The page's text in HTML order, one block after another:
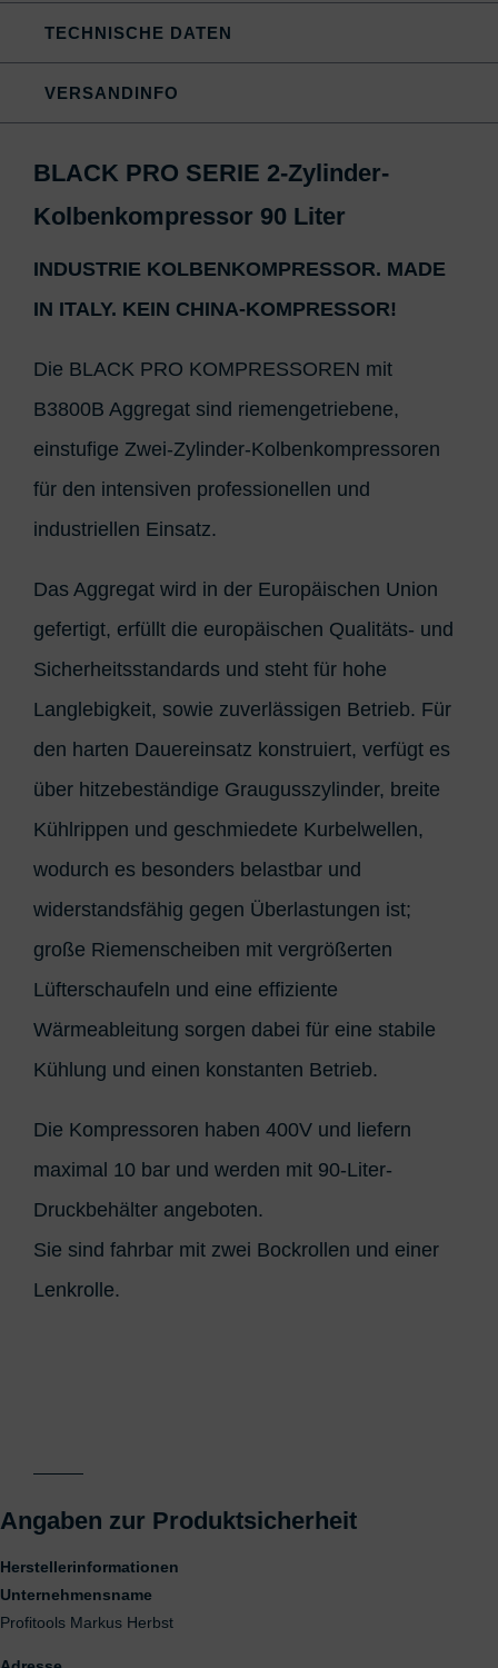
TECHNISCHE DATEN
VERSANDINFO
BLACK PRO SERIE 2-Zylinder-
Kolbenkompressor 90 Liter
INDUSTRIE KOLBENKOMPRESSOR. MADE
IN ITALY. KEIN CHINA-KOMPRESSOR!
Die BLACK PRO KOMPRESSOREN mit
B3800B Aggregat sind riemengetriebene,
einstufige Zwei-Zylinder-Kolbenkompressoren
für den intensiven professionellen und
industriellen Einsatz.
Das Aggregat wird in der Europäischen Union
gefertigt, erfüllt die europäischen Qualitäts- und
Sicherheitsstandards und steht für hohe
Langlebigkeit, sowie zuverlässigen Betrieb. Für
den harten Dauereinsatz konstruiert, verfügt es
über hitzebeständige Graugusszylinder, breite
Kühlrippen und geschmiedete Kurbelwellen,
wodurch es besonders belastbar und
widerstandsfähig gegen Überlastungen ist;
große Riemenscheiben mit vergrößerten
Lüfterschaufeln und eine effiziente
Wärmeableitung sorgen dabei für eine stabile
Kühlung und einen konstanten Betrieb.
Die Kompressoren haben 400V und liefern
maximal 10 bar und werden mit 90-Liter-
Druckbehälter angeboten.
Sie sind fahrbar mit zwei Bockrollen und einer
Lenkrolle.
Angaben zur Produktsicherheit
Herstellerinformationen
Unternehmensname
Profitools Markus Herbst